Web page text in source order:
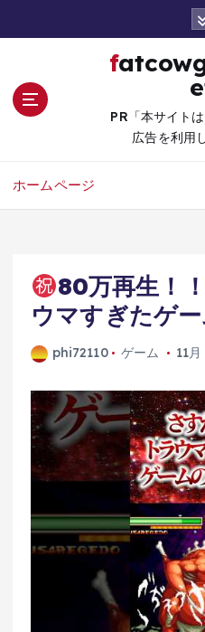
fatcowgames.n
PR「本サイト
広告を利用
ホームページ
80万再生！
ウマすぎたゲ
phi72110 ゲーム 11